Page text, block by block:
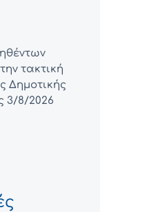
τακτική
Δημοτικής
3/8/2026